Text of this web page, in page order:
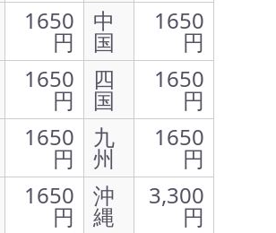
1650
円
中
国
1650
円
1650
円
四
国
1650
円
1650
円
九
州
1650
円
1650
円
沖
縄
3,300
円